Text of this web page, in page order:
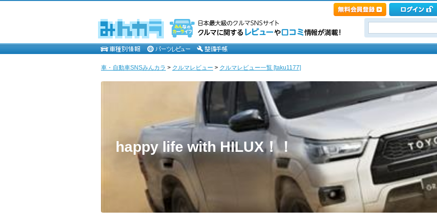
車・自動車SNSみんカラ > クルマレビュー > クルマレビュー一覧 [taku1177]
happy life with HILUX！！